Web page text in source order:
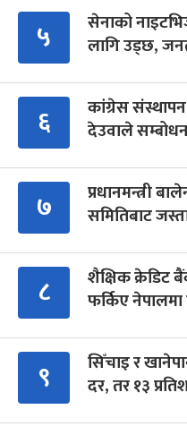
५
सेनाको
लागि उड्छ,
६
कांग्रेस
देउवाले
७
प्रधानमन्त्री
समितिबाट
८
शैक्षिक क्रेडिट
फर्किए नेपालमा
९
सिँचाइ र
दर, तर १३